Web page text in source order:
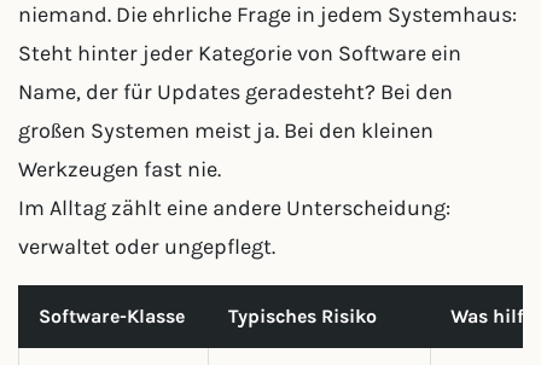
niemand. Die ehrliche Frage in jedem Systemhaus:
Steht hinter jeder Kategorie von Software ein
Name, der für Updates geradesteht? Bei den
großen Systemen meist ja. Bei den kleinen
Werkzeugen fast nie.
Im Alltag zählt eine andere Unterscheidung:
verwaltet oder ungepflegt.
Software-Klasse Typisches Risiko Was hilft